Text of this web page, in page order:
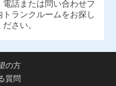
話または問い合わせフ
ランクルームをお探し
さい。
の方
質問